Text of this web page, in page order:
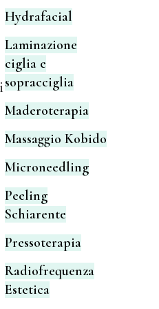
Hydrafacial
Laminazione
ciglia e
sopracciglia
Maderoterapia
Massaggio Kobido
Microneedling
Peeling
Schiarente
Pressoterapia
Radiofrequenza
Estetica